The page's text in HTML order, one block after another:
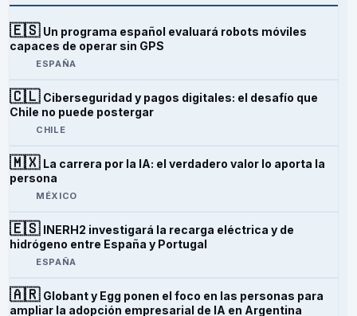
🇪🇸 Un programa español evaluará robots móviles
capaces de operar sin GPS
ESPAÑA
🇨🇱 Ciberseguridad y pagos digitales: el desafío que
Chile no puede postergar
CHILE
🇲🇽 La carrera por la IA: el verdadero valor lo aporta la
persona
MÉXICO
🇪🇸 INERH2 investigará la recarga eléctrica y de
hidrógeno entre España y Portugal
ESPAÑA
🇦🇷 Globant y Egg ponen el foco en las personas para
ampliar la adopción empresarial de IA en Argentina